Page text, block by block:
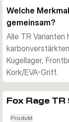
Beide Varianten
Halt bei Nässe,
eine
sind ebenfalls
Welche
gemeinsam?
Alle TR Varianten
Kugellager,
Kork/EVA-Griff.
Fox Rage
Produkt